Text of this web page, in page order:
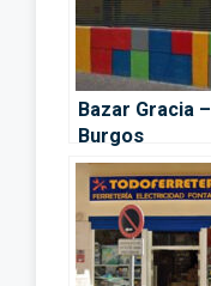
Bazar Gracia –
Burgos